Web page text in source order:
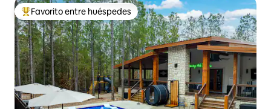
Favorito entre huéspedes preferido
Favorito entre huéspedes